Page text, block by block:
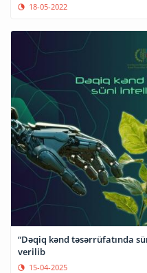
18-05-2022
“Dəqiq kənd təsərrüfatında
verilib
15-04-2025